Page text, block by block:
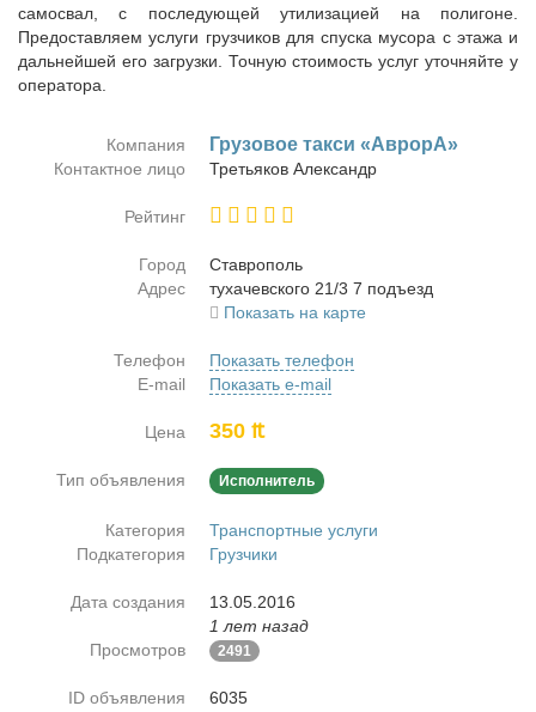
самосвал, с последующей утилизацией на полигоне.
Предоставляем услуги грузчиков для спуска мусора с этажа и
дальнейшей его загрузки. Точную стоимость услуг уточняйте у
оператора.
Компания Гру­зо­вое так­си «АврорА»
Контактное лицо Тре­тья­ков Алек­сандр
Рейтинг
Город
Став­ро­поль
Адрес
ту­ха­чев­ско­го 21/3 7 подъ­езд
Показать на карте
Телефон
Показать телефон
E-mail
Показать e-mail
Цена 350 ₶
Тип объявления Исполнитель
Категория
Транспортные услуги
Подкатегория
Грузчики
Дата создания
13.05.2016
1 лет назад
Просмотров
2491
ID объявления 6035